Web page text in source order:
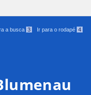
a busca 3 Ir para o rodapé 4